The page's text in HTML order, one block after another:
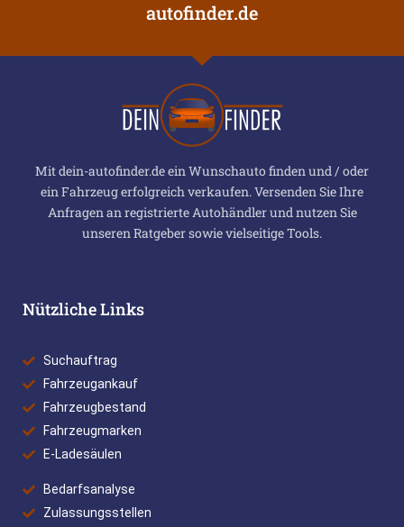
autofinder.de
Mit dein-autofinder.de ein Wunschauto finden und / oder
ein Fahrzeug erfolgreich verkaufen. Versenden Sie Ihre
Anfragen an registrierte Autohändler und nutzen Sie
unseren Ratgeber sowie vielseitige Tools.
Nützliche Links
Suchauftrag
Fahrzeugankauf
Fahrzeugbestand
Fahrzeugmarken
E-Ladesäulen
Bedarfsanalyse
Zulassungsstellen